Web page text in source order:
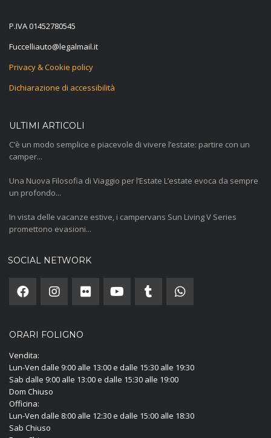
P.IVA 01452780545
ti.liamlagel
@otuailleccuF
Privacy & Cookie policy
Dichiarazione di accessibilità
ULTIMI ARTICOLI
C’è un modo semplice e piacevole di vivere l’estate: partire con un
camper...
Una Nuova Filosofia di Viaggio per l’Estate L’estate evoca da sempre
un profondo...
In vista delle vacanze estive, i campervans Sun Living V Series
promettono evasioni...
SOCIAL NETWORK
ORARI FOLIGNO
Vendita:
Lun-Ven dalle 9:00 alle 13:00 e dalle 15:30 alle 19:30
Sab dalle 9:00 alle 13:00 e dalle 15:30 alle 19:00
Dom Chiuso
Officina:
Lun-Ven dalle 8:00 alle 12:30 e dalle 15:00 alle 18:30
Sab Chiuso